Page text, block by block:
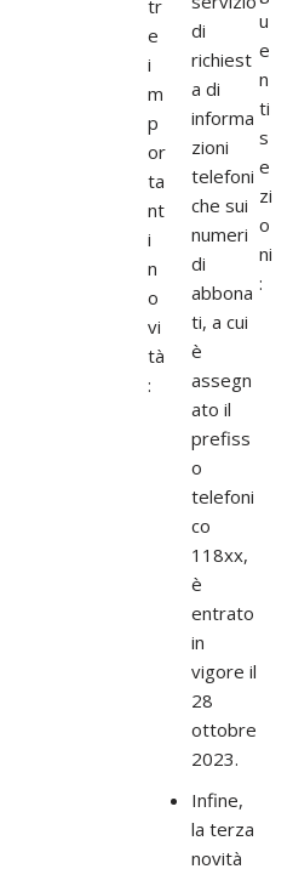
tr
e
i
m
p
or
ta
nt
i
n
o
vi
tà
:
di
richiest
a di
informa
zioni
telefoni
che sui
numeri
di
abbona
ti, a cui
è
assegn
ato il
prefiss
o
telefoni
co
118xx,
è
entrato
in
vigore il
28
ottobre
2023.
Infine,
la terza
novità
u
e
n
ti
s
e
zi
o
ni
: